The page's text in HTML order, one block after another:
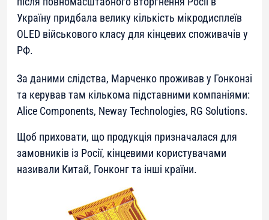
Україну придбала велику кількість мікродисплеїв
OLED військового класу для кінцевих споживачів у
РФ.
За даними слідства, Марченко проживав у Гонконзі
та керував там кількома підставними компаніями:
Alice Components, Neway Technologies, RG Solutions.
Щоб приховати, що продукція призначалася для
замовників із Росії, кінцевими користувачами
називали Китай, Гонконг та інші країни.